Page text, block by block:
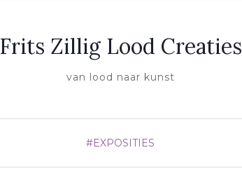
Frits Zillig Lood Creaties
van lood naar kunst
#EXPOSITIES